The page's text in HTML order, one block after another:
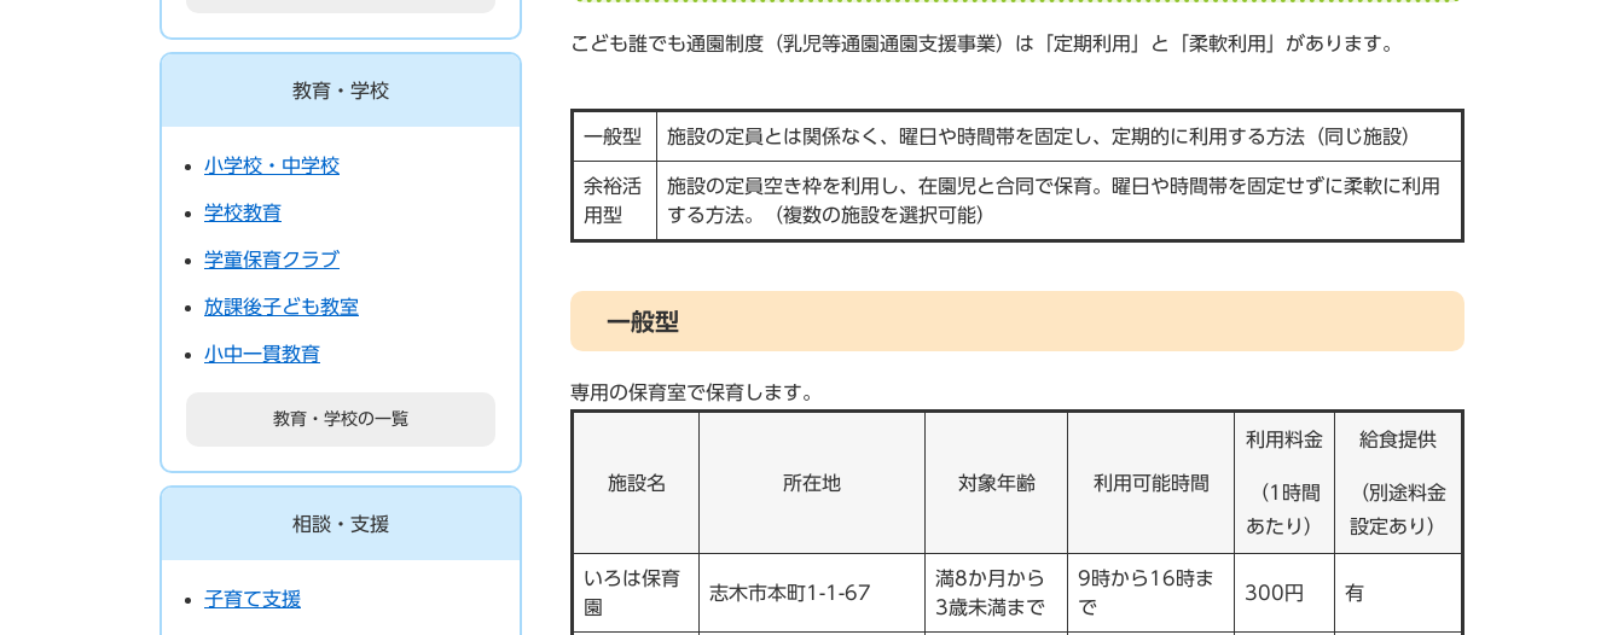
こども誰でも通園制度（乳児等通園通園支援事業）は「定期利用」と「柔軟利用」があります。
一般型 施設の定員とは関係なく、曜日や時間帯を固定し、定期的に利用する方法（同じ施設）
余裕活
用型
施設の定員空き枠を利用し、在園児と合同で保育。曜日や時間帯を固定せずに柔軟に利用
する方法。（複数の施設を選択可能）
一般型
専用の保育室で保育します。
施設名 所在地 対象年齢 利用可能時間
利用料金
（1時間
あたり）
給食提供
（別途料金
設定あり）
いろは保育
園
志木市本町1-1-67
満8か月から
3歳未満まで
9時から16時ま
で
300円 有
教育・学校
小学校・中学校
学校教育
学童保育クラブ
放課後子ども教室
小中一貫教育
教育・学校の一覧
相談・支援
子育て支援